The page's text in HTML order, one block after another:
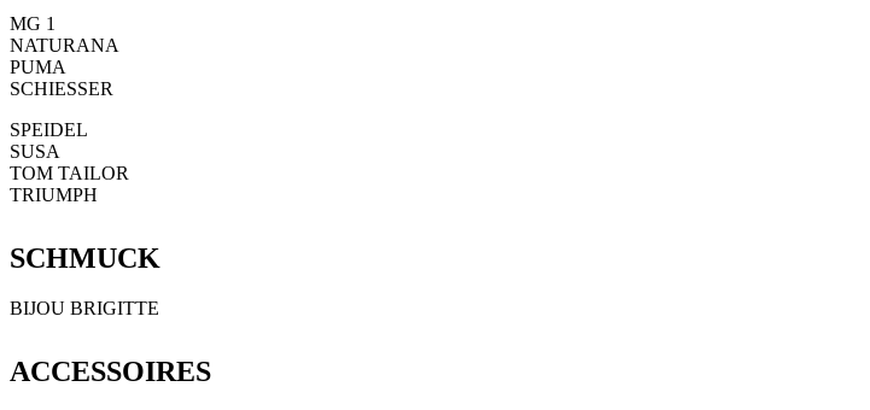
MG 1
NATURANA
PUMA
SCHIESSER
SPEIDEL
SUSA
TOM TAILOR
TRIUMPH
SCHMUCK
BIJOU BRIGITTE
ACCESSOIRES